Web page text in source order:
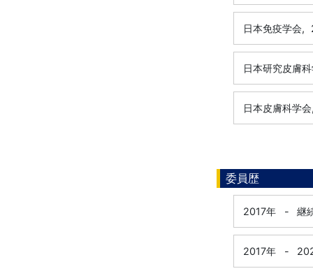
日本免疫学会,
日本研究皮膚
日本皮膚科学
委員歴
2017年 - 継
2017年 -